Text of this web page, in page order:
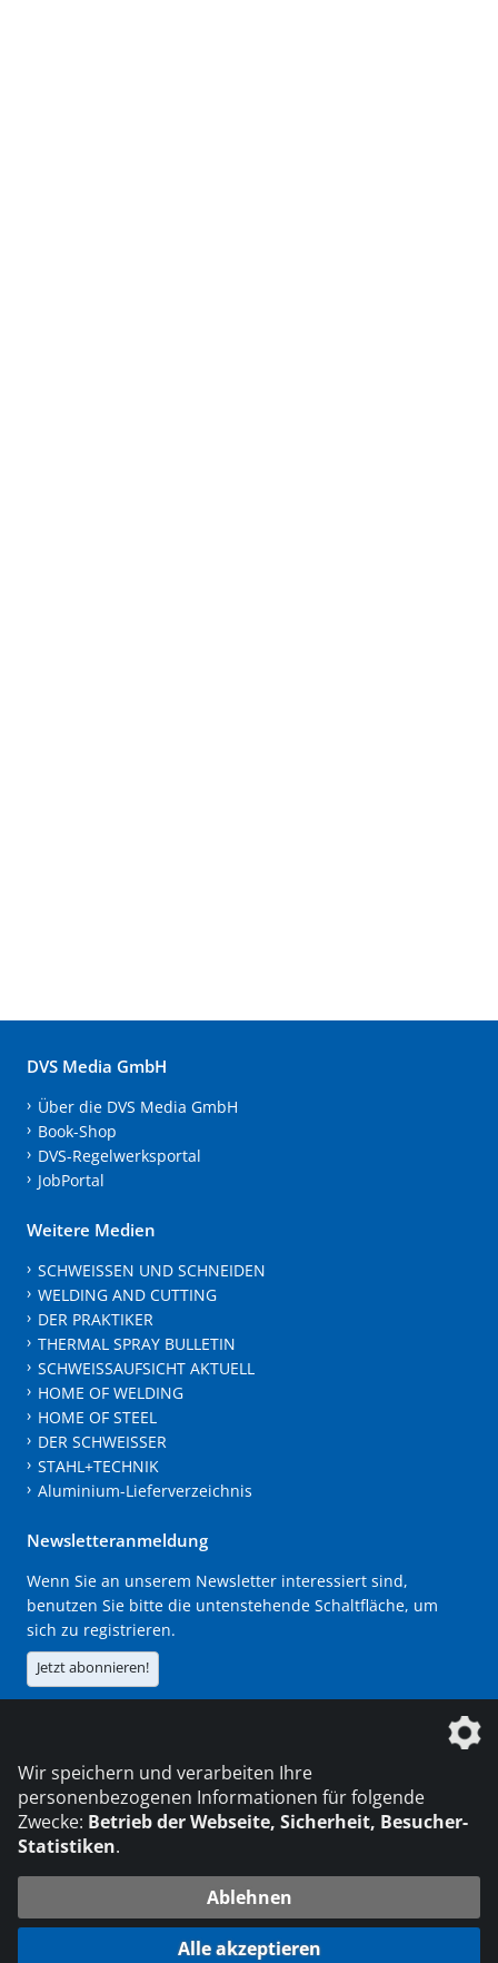
DVS Media GmbH
Über die DVS Media GmbH
Book-Shop
DVS-Regelwerksportal
JobPortal
Weitere Medien
SCHWEISSEN UND SCHNEIDEN
WELDING AND CUTTING
DER PRAKTIKER
THERMAL SPRAY BULLETIN
SCHWEISSAUFSICHT AKTUELL
HOME OF WELDING
HOME OF STEEL
DER SCHWEISSER
STAHL+TECHNIK
Aluminium-Lieferverzeichnis
Newsletteranmeldung
Wenn Sie an unserem Newsletter interessiert sind,
benutzen Sie bitte die untenstehende Schaltfläche, um
sich zu registrieren.
Jetzt abonnieren!
Die DVS Media GmbH ist ein Unternehmen der
© 2026 DVS Media GmbH
Wir speichern und verarbeiten Ihre
personenbezogenen Informationen für folgende
Zwecke: Betrieb der Webseite, Sicherheit, Besucher-
Statistiken.
Ablehnen
Alle akzeptieren